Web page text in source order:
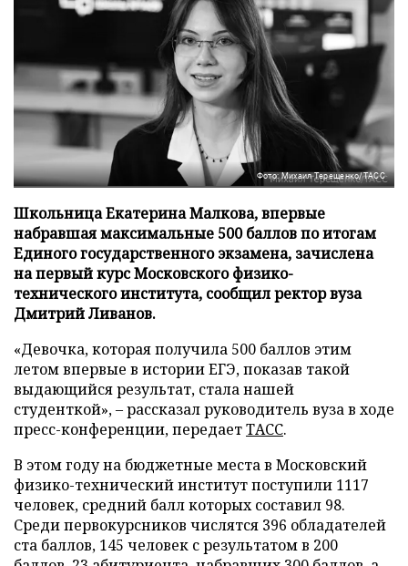
Фото: Михаил Терещенко/ТАСС
Школьница Екатерина Малкова, впервые
набравшая максимальные 500 баллов по итогам
Единого государственного экзамена, зачислена
на первый курс Московского физико-
технического института, сообщил ректор вуза
Дмитрий Ливанов.
«Девочка, которая получила 500 баллов этим
летом впервые в истории ЕГЭ, показав такой
выдающийся результат, стала нашей
студенткой», – рассказал руководитель вуза в ходе
пресс-конференции, передаетТАСС.
В этом году на бюджетные места в Московский
физико-технический институт поступили 1117
человек, средний балл которых составил 98.
Среди первокурсников числятся 396 обладателей
ста баллов, 145 человек с результатом в 200